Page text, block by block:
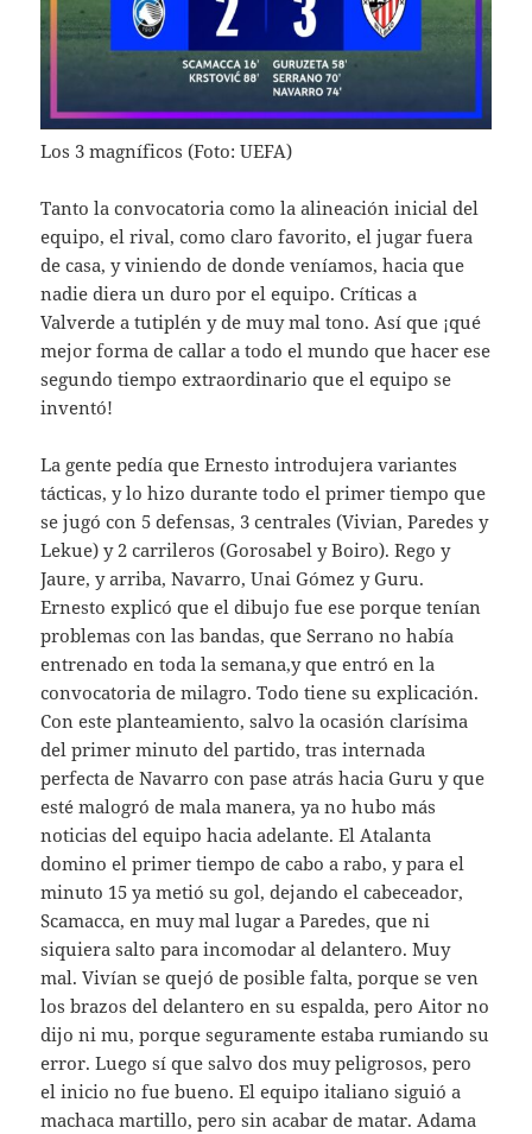
Los 3 magníficos (Foto: UEFA)
Tanto la convocatoria como la alineación inicial del
equipo, el rival, como claro favorito, el jugar fuera
de casa, y viniendo de donde veníamos, hacia que
nadie diera un duro por el equipo. Críticas a
Valverde a tutiplén y de muy mal tono. Así que ¡qué
mejor forma de callar a todo el mundo que hacer ese
segundo tiempo extraordinario que el equipo se
inventó!
La gente pedía que Ernesto introdujera variantes
tácticas, y lo hizo durante todo el primer tiempo que
se jugó con 5 defensas, 3 centrales (Vivian, Paredes y
Lekue) y 2 carrileros (Gorosabel y Boiro). Rego y
Jaure, y arriba, Navarro, Unai Gómez y Guru.
Ernesto explicó que el dibujo fue ese porque tenían
problemas con las bandas, que Serrano no había
entrenado en toda la semana,y que entró en la
convocatoria de milagro. Todo tiene su explicación.
Con este planteamiento, salvo la ocasión clarísima
del primer minuto del partido, tras internada
perfecta de Navarro con pase atrás hacia Guru y que
esté malogró de mala manera, ya no hubo más
noticias del equipo hacia adelante. El Atalanta
domino el primer tiempo de cabo a rabo, y para el
minuto 15 ya metió su gol, dejando el cabeceador,
Scamacca, en muy mal lugar a Paredes, que ni
siquiera salto para incomodar al delantero. Muy
mal. Vivían se quejó de posible falta, porque se ven
los brazos del delantero en su espalda, pero Aitor no
dijo ni mu, porque seguramente estaba rumiando su
error. Luego sí que salvo dos muy peligrosos, pero
el inicio no fue bueno. El equipo italiano siguió a
machaca martillo, pero sin acabar de matar. Adama